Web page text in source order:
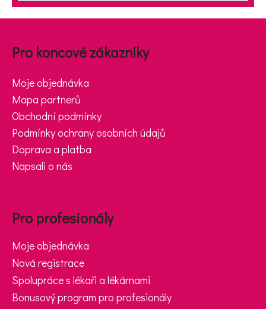
Pro koncové zákazníky
Moje objednávka
Mapa partnerů
Obchodní podmínky
Podmínky ochrany osobních údajů
Doprava a platba
Napsali o nás
Pro profesionály
Moje objednávka
Nová registrace
Spolupráce s lékaři a lékárnami
Bonusový program pro profesionály